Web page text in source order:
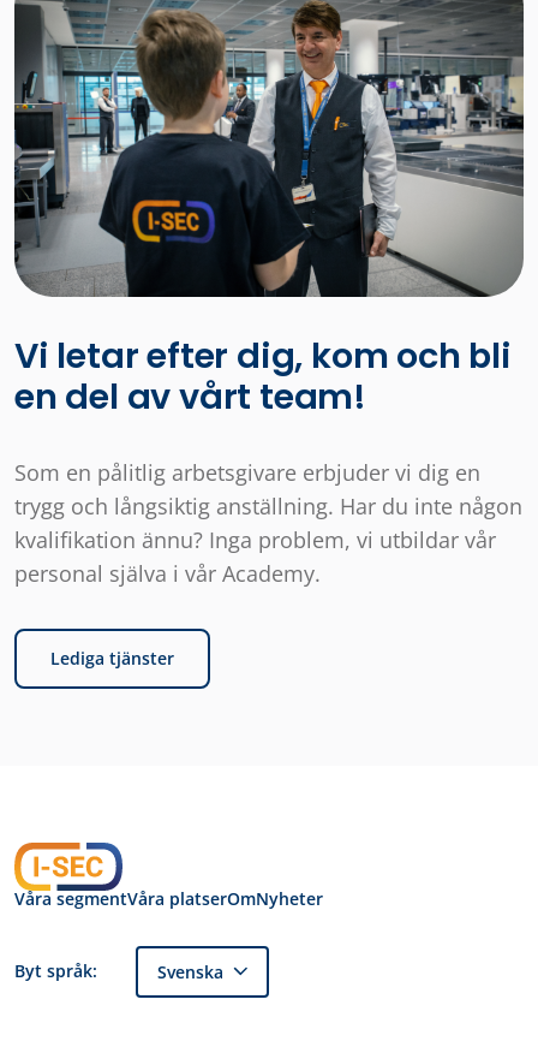
Vi letar efter dig, kom och bli
en del av vårt team!
Som en pålitlig arbetsgivare erbjuder vi dig en
trygg och långsiktig anställning. Har du inte någon
kvalifikation ännu? Inga problem, vi utbildar vår
personal själva i vår Academy.
Lediga tjänster
Våra segmentVåra platserOmNyheter
Byt språk: Svenska